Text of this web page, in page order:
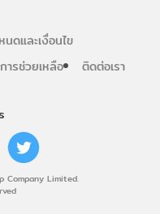
Company Limited.
นดและเงื่อนไข
ารช่วยเหลือ ติดต่อเรา